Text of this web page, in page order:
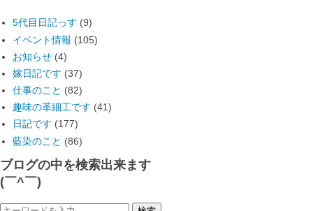
5代目日記っす (9)
イベント情報 (105)
お知らせ (4)
嫁日記です (37)
仕事のこと (82)
趣味の革細工です (41)
日記です (177)
藍染のこと (86)
ブログの中を検索出来ます
(￣^￣)ゞ